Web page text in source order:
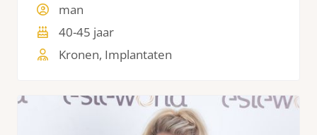
jarenlange behandelingen, problemen met
tanden door medicatie gebruik, en wat
behoorlijk in de papieren is gelopen.
man
40-45 jaar
Kronen, Implantaten